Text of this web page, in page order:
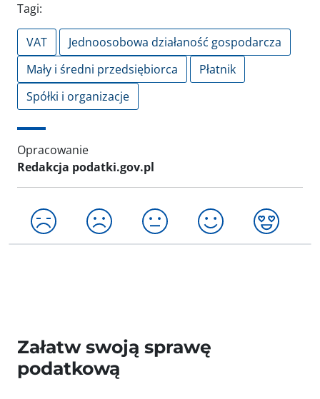
Tagi:
VAT
Jednoosobowa działaność gospodarcza
Mały i średni przedsiębiorca
Płatnik
Spółki i organizacje
Opracowanie
Redakcja podatki.gov.pl
Załatw swoją sprawę
podatkową